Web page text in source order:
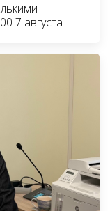
7 августа